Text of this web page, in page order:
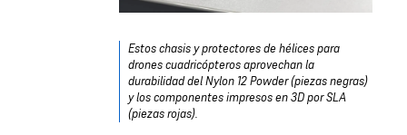
Estos chasis y protectores de hélices para
drones cuadricópteros aprovechan la
durabilidad del Nylon 12 Powder (piezas negras)
y los componentes impresos en 3D por SLA
(piezas rojas).